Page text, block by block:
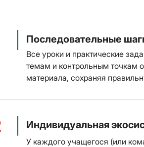
Последовательные
Все уроки и практические
темам и контрольным точкам
материала, сохраняя
Индивидуальная
У каждого учащегося (или